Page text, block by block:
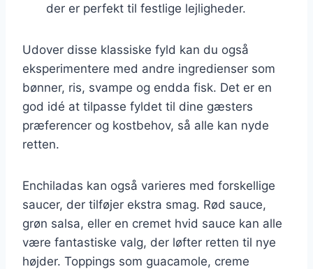
der er perfekt til festlige lejligheder.
Udover disse klassiske fyld kan du også
eksperimentere med andre ingredienser som
bønner, ris, svampe og endda fisk. Det er en
god idé at tilpasse fyldet til dine gæsters
præferencer og kostbehov, så alle kan nyde
retten.
Enchiladas kan også varieres med forskellige
saucer, der tilføjer ekstra smag. Rød sauce,
grøn salsa, eller en cremet hvid sauce kan alle
være fantastiske valg, der løfter retten til nye
højder. Toppings som guacamole, creme